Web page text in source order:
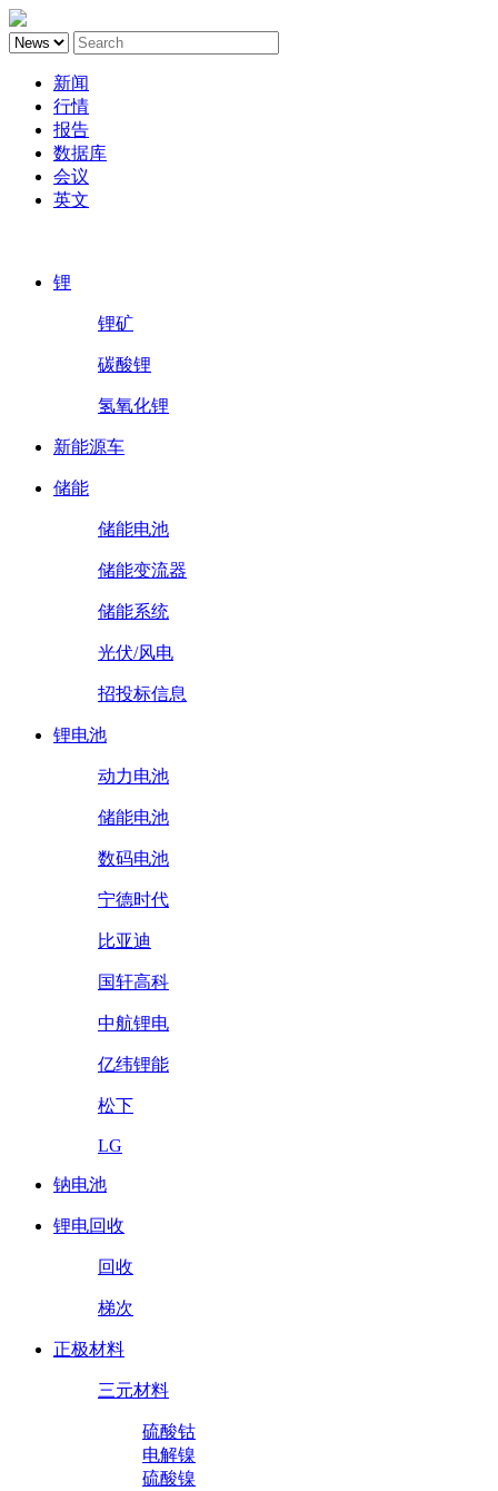
新闻
行情
报告
数据库
会议
英文
锂
锂矿
碳酸锂
氢氧化锂
新能源车
储能
储能电池
储能变流器
储能系统
光伏/风电
招投标信息
锂电池
动力电池
储能电池
数码电池
宁德时代
比亚迪
国轩高科
中航锂电
亿纬锂能
松下
LG
钠电池
锂电回收
回收
梯次
正极材料
三元材料
硫酸钴
电解镍
硫酸镍